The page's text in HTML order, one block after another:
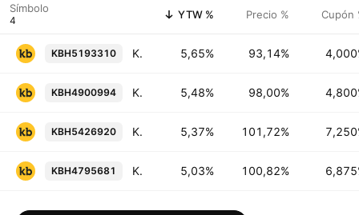
Símbolo YTW % Precio % Cupón
KBH5193310 KB Home 4.0% 15-JUN-2031 5,65% 93,14%
KBH4900994 KB Home 4.8% 15-NOV-2029 5,48% 98,00%
KBH5426920 KB Home 7.25% 15-JUL-2030 5,37% 101,72%
KBH4795681 KB Home 6.875% 15-JUN-2027 5,03% 100,82%